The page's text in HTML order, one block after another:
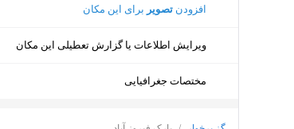
افزودن تصویر برای این مکان
ویرایش اطلاعات یا گزارش تعطیلی این مکان
مختصات جغرافیایی